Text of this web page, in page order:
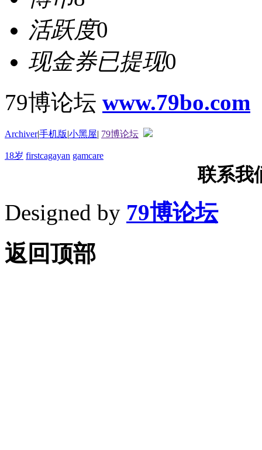
活跃度0
现金券已提现0
79博论坛 www.79bo.com
Archiver|手机版|小黑屋| 79博论坛
18岁 firstcagayan gamcare
联系我
Designed by 79博论坛
返回顶部